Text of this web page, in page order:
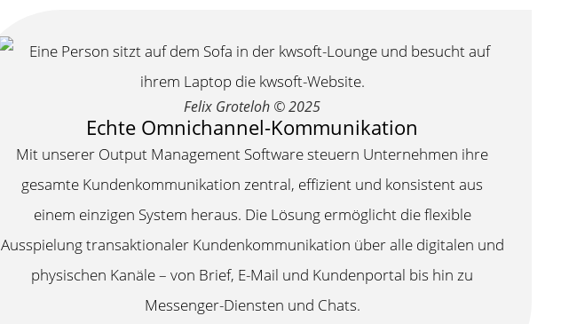
Felix Groteloh © 2025
Echte Omnichannel-Kommunikation
Mit unserer Output Management Software steuern Unternehmen ihre
gesamte Kundenkommunikation zentral, effizient und konsistent aus
einem einzigen System heraus. Die Lösung ermöglicht die flexible
Ausspielung transaktionaler Kundenkommunikation über alle digitalen und
physischen Kanäle – von Brief, E-Mail und Kundenportal bis hin zu
Messenger-Diensten und Chats.